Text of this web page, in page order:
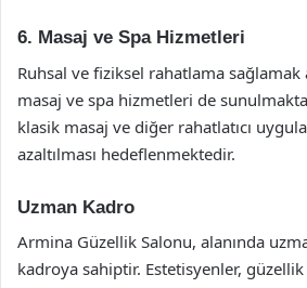
6. Masaj ve Spa Hizmetleri
Ruhsal ve fiziksel rahatlama sağlamak
masaj ve spa hizmetleri de
klasik masaj ve diğer rahatlatıcı
azaltılması hedeflenmektedir.
Uzman Kadro
Armina Güzellik Salonu, alanında
kadroya sahiptir. Estetisyenler,